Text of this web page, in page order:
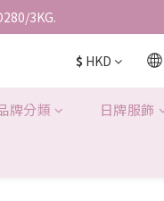
3KG.
$ HKD
牌分類 日牌服飾